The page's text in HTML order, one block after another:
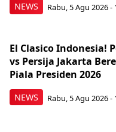
NEWS Rabu, 5 Agu 2026 -
NEWS
El Clasico Indonesia!
vs Persija Jakarta
Piala Presiden 2026
Rabu, 5 Agu 2026 -